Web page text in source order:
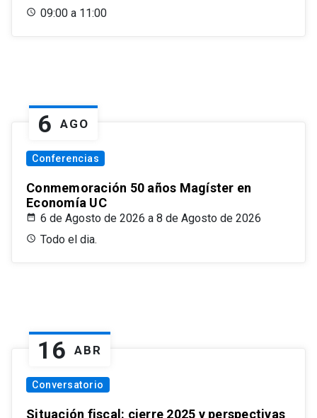
09:00 a 11:00
6 AGO
Conferencias
Conmemoración 50 años Magíster en
Economía UC
6 de Agosto de 2026 a 8 de Agosto de 2026
Todo el dia.
16 ABR
Conversatorio
Situación fiscal: cierre 2025 y perspectivas